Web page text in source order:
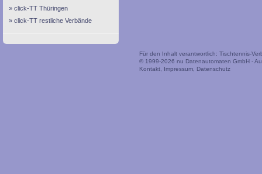
click-TT Thüringen
click-TT restliche Verbände
Für den Inhalt verantwortlich: Tischtennis-
© 1999-2026 nu Datenautomaten GmbH -
Kontakt
Impressum Datenschutz